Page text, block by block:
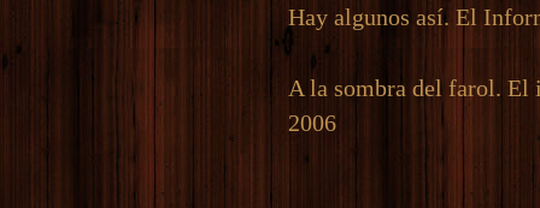
Hay algunos así. El
A la sombra del farol.
2006